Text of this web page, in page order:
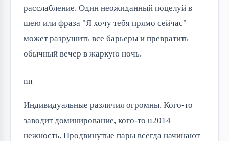
расслабление. Один неожиданный поцелуй в
шею или фраза "Я хочу тебя прямо сейчас"
может разрушить все барьеры и превратить
обычный вечер в жаркую ночь.
nn
Индивидуальные различия огромны. Кого-то
заводит доминирование, кого-то u2014
нежность. Продвинутые пары всегда начинают